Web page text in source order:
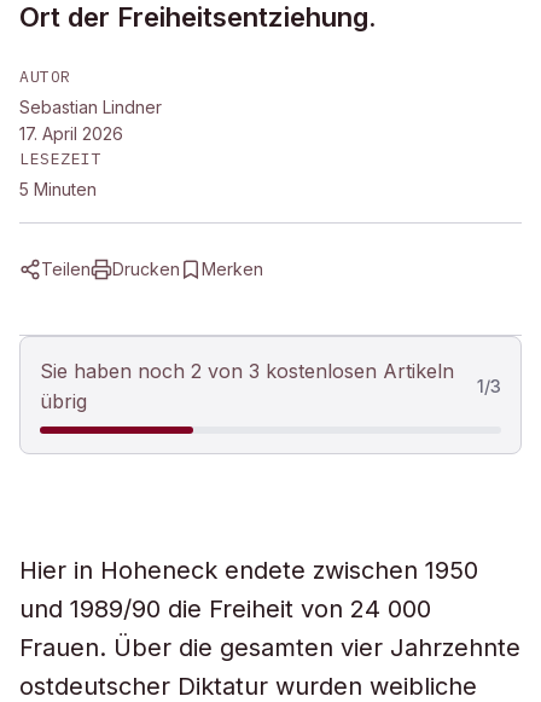
Ort der Freiheitsentziehung.
AUTOR
Sebastian Lindner
17. April 2026
LESEZEIT
5 Minuten
Teilen Drucken Merken
Sie haben noch 2 von 3 kostenlosen Artikeln
übrig
1/3
Hier in Hoheneck endete zwischen 1950
und 1989/90 die Freiheit von 24 000
Frauen. Über die gesamten vier Jahrzehnte
ostdeutscher Diktatur wurden weibliche